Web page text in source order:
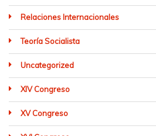
Relaciones Internacionales
Teoría Socialista
Uncategorized
XIV Congreso
XV Congreso